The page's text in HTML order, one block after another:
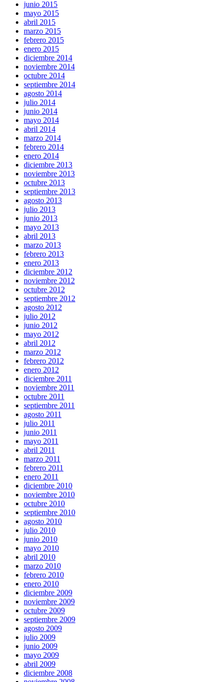
junio 2015
mayo 2015
abril 2015
marzo 2015
febrero 2015
enero 2015
diciembre 2014
noviembre 2014
octubre 2014
septiembre 2014
agosto 2014
julio 2014
junio 2014
mayo 2014
abril 2014
marzo 2014
febrero 2014
enero 2014
diciembre 2013
noviembre 2013
octubre 2013
septiembre 2013
agosto 2013
julio 2013
junio 2013
mayo 2013
abril 2013
marzo 2013
febrero 2013
enero 2013
diciembre 2012
noviembre 2012
octubre 2012
septiembre 2012
agosto 2012
julio 2012
junio 2012
mayo 2012
abril 2012
marzo 2012
febrero 2012
enero 2012
diciembre 2011
noviembre 2011
octubre 2011
septiembre 2011
agosto 2011
julio 2011
junio 2011
mayo 2011
abril 2011
marzo 2011
febrero 2011
enero 2011
diciembre 2010
noviembre 2010
octubre 2010
septiembre 2010
agosto 2010
julio 2010
junio 2010
mayo 2010
abril 2010
marzo 2010
febrero 2010
enero 2010
diciembre 2009
noviembre 2009
octubre 2009
septiembre 2009
agosto 2009
julio 2009
junio 2009
mayo 2009
abril 2009
diciembre 2008